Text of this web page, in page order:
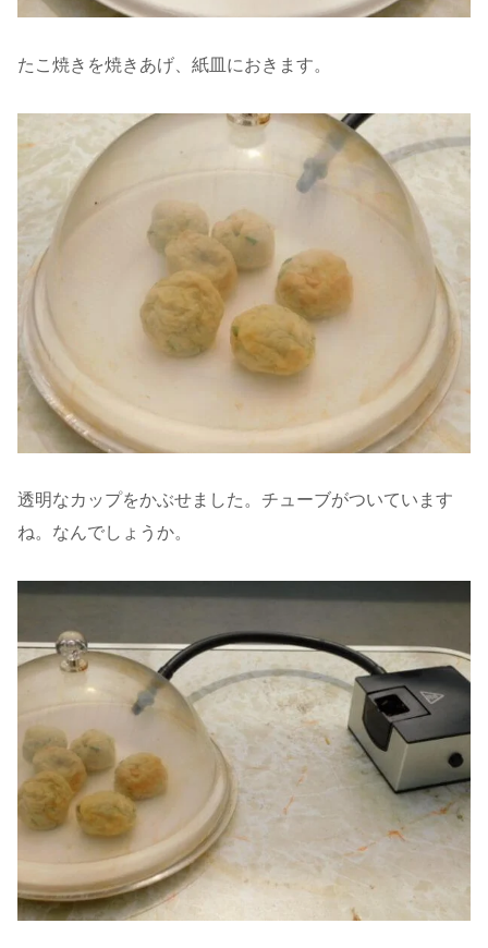
たこ焼きを焼きあげ、紙皿におきます。
透明なカップをかぶせました。チューブがついています
ね。なんでしょうか。